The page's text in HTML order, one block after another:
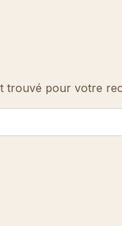
trouvé pour votre